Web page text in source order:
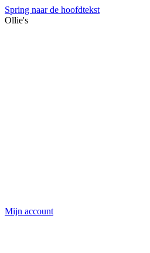
Spring naar de hoofdtekst
Ollie's
Mijn account